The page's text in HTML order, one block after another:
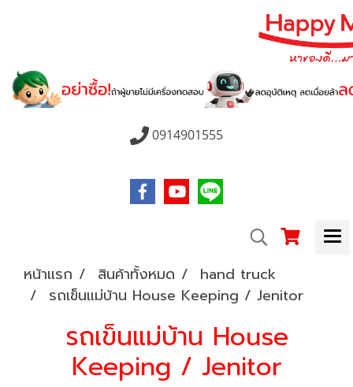
0914901555
หน้าแรก สินค้าทั้งหมด
hand truck
รถเข็นแม่บ้าน House Keeping / Jenitor
รถเข็นแม่บ้าน House
Keeping / Jenitor